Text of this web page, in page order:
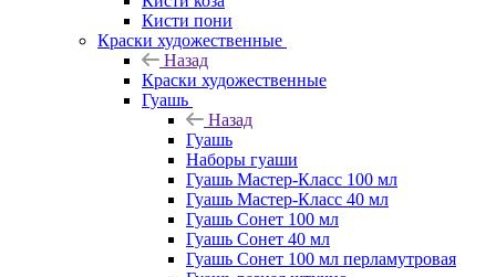
Кисти пони
Краски художественные
Назад
Краски художественные
Гуашь
Назад
Гуашь
Наборы гуаши
Гуашь Мастер-Класс 100 мл
Гуашь Мастер-Класс 40 мл
Гуашь Сонет 100 мл
Гуашь Сонет 40 мл
Гуашь Сонет 100 мл перламутровая